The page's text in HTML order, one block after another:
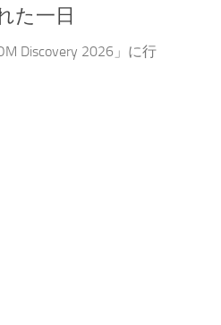
た一日
Discovery 2026」に行